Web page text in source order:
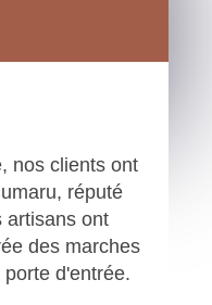
nos clients ont
réputé
artisans ont
des marches
d'entrée.